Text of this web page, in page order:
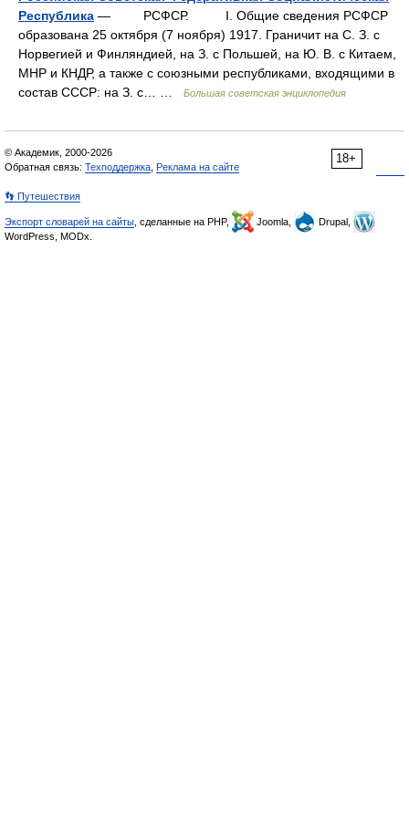
Республика — РСФСР. I. Общие сведения РСФСР
образована 25 октября (7 ноября) 1917. Граничит на С. З. с
Норвегией и Финляндией, на З. с Польшей, на Ю. В. с Китаем,
МНР и КНДР, а также с союзными республиками, входящими в
состав СССР: на З. с… …
Большая советская энциклопедия
18+
© Академик, 2000-2026
Обратная связь: Техподдержка Реклама на сайте
👣 Путешествия
Экспорт словарей на сайты , сделанные на PHP, Joomla,
Drupal,
WordPress, MODx.